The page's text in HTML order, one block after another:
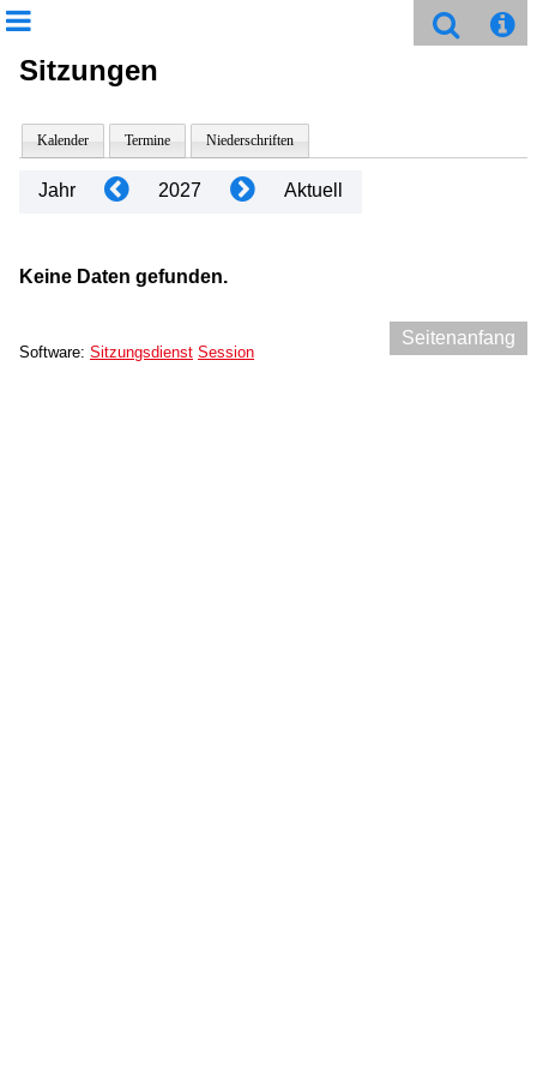
Sitzungen
Kalender Termine Niederschriften
Jahr 2027 Aktuell
Keine Daten gefunden.
Seitenanfang
Software: Sitzungsdienst Session